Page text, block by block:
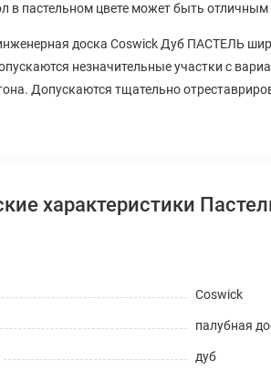
в пастельном цвете может быть
доска Coswick Дуб ПАСТЕЛЬ
незначительные участки с
Допускаются тщательно
характеристики
Coswick
палубная
дуб